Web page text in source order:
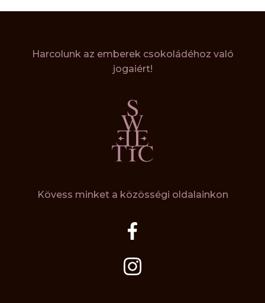
Harcolunk az emberek csokoládéhoz való
jogaiért!
Kövess minket a közösségi oldalainkon